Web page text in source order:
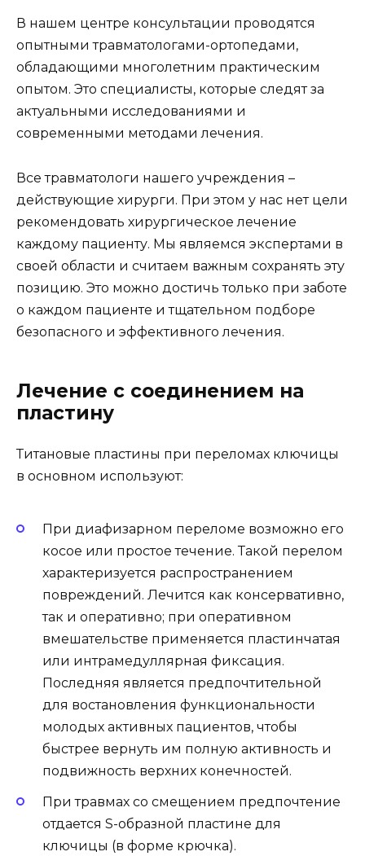
В нашем центре консультации проводятся
опытными травматологами-ортопедами,
обладающими многолетним практическим
опытом. Это специалисты, которые следят за
актуальными исследованиями и
современными методами лечения.
Все травматологи нашего учреждения –
действующие хирурги. При этом у нас нет цели
рекомендовать хирургическое лечение
каждому пациенту. Мы являемся экспертами в
своей области и считаем важным сохранять эту
позицию. Это можно достичь только при заботе
о каждом пациенте и тщательном подборе
безопасного и эффективного лечения.
Лечение с соединением на
пластину
Титановые пластины при переломах ключицы
в основном используют:
При диафизарном переломе возможно его
косое или простое течение. Такой перелом
характеризуется распространением
повреждений. Лечится как консервативно,
так и оперативно; при оперативном
вмешательстве применяется пластинчатая
или интрамедуллярная фиксация.
Последняя является предпочтительной
для востановления функциональности
молодых активных пациентов, чтобы
быстрее вернуть им полную активность и
подвижность верхних конечностей.
При травмах со смещением предпочтение
отдается S-образной пластине для
ключицы (в форме крючка).